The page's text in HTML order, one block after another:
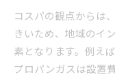
コスパの観点からは
きいため、地域のイ
素となります。例え
プロパンガスは設置